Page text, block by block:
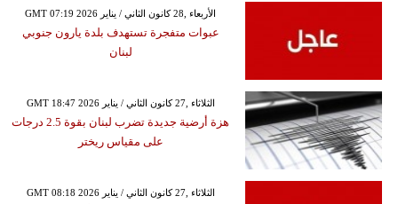
GMT 07:19 2026 الأربعاء ,28 كانون الثاني / يناير
عبوات متفجرة تستهدف بلدة يارون جنوبي
لبنان
GMT 18:47 2026 الثلاثاء ,27 كانون الثاني / يناير
هزة أرضية جديدة تضرب لبنان بقوة 2.5 درجات
على مقياس ريختر
GMT 08:18 2026 الثلاثاء ,27 كانون الثاني / يناير